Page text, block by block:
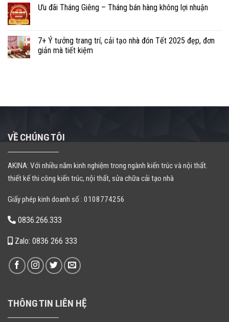
Ưu đãi Tháng Giêng – Tháng bán hàng không lợi nhuận
7+ Ý tưởng trang trí, cải tạo nhà đón Tết 2025 đẹp, đơn
giản mà tiết kiệm
VỀ CHÚNG TÔI
AKINA: Với nhiều năm kinh nghiệm trong ngành kiến trúc và nội thất.
thiết kế thi công kiến trúc, nội thất, sửa chữa cải tạo nhà
Giấy phép kinh doanh số : 0108774256
0836.266.333
Zalo: 0836 266 333
THÔNG TIN LIÊN HỆ